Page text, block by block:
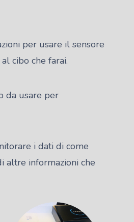
per usare il sensore
cibo che farai.
da usare per
i dati di come
altre informazioni che